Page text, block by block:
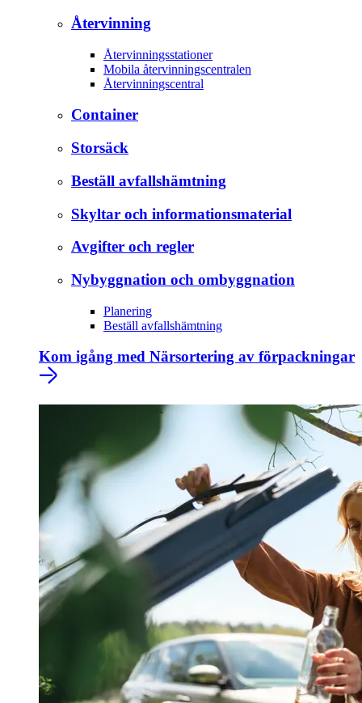
Återvinning
Återvinningsstationer
Mobila återvinningscentralen
Återvinningscentral
Container
Storsäck
Beställ avfallshämtning
Skyltar och informationsmaterial
Avgifter och regler
Nybyggnation och ombyggnation
Planering
Beställ avfallshämtning
Kom igång med Närsortering av förpackningar